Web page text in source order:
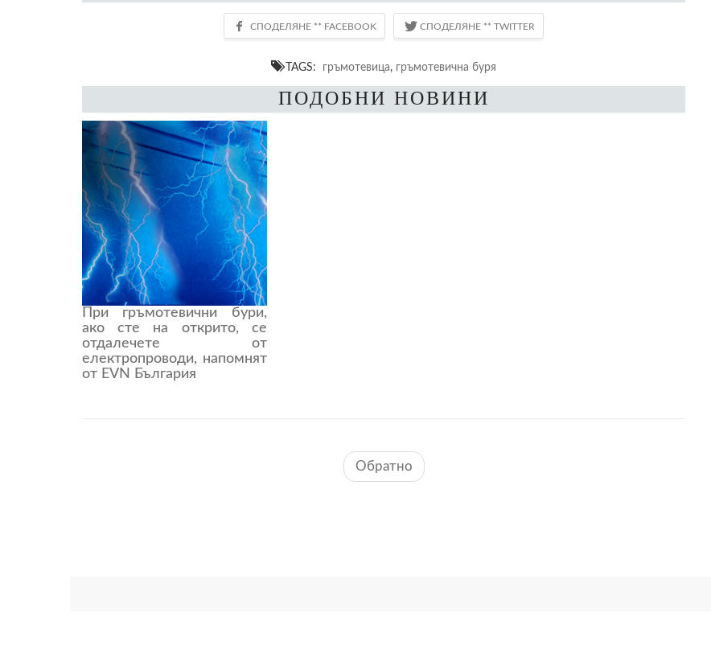
TAGS: гръмотевица, гръмотевична буря
ПОДОБНИ НОВИНИ
При гръмотевични бури,
ако сте на открито, се
отдалечете от
електропроводи, напомнят
от EVN България
Обратно